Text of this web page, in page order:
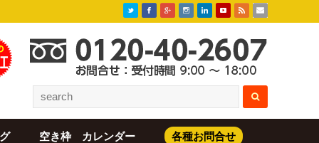
空き枠 カレンダー 各種お問合せ